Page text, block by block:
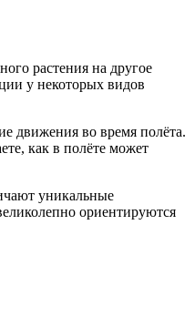
растения на другое
у некоторых видов
движения во время полёта.
как в полёте может
уникальные
ориентируются